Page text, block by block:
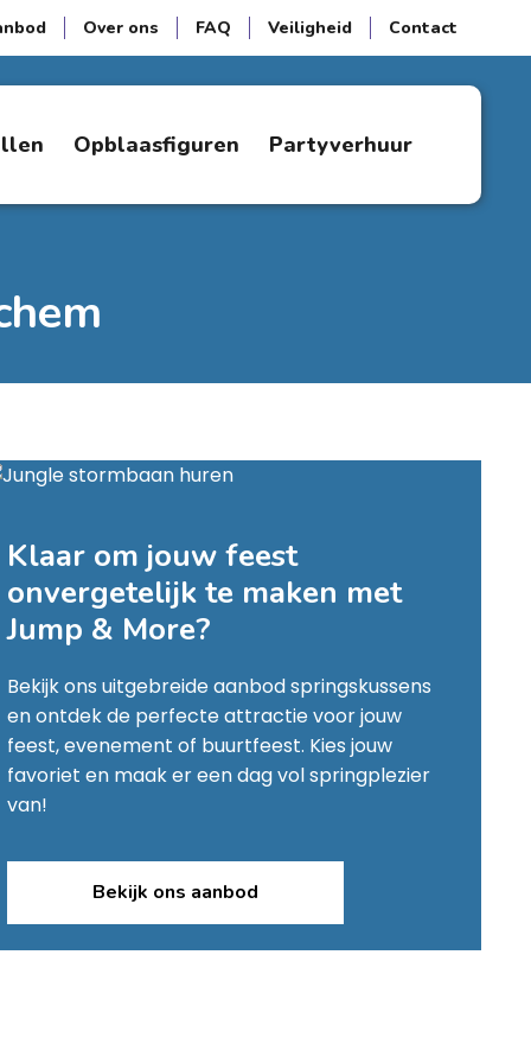
Over ons FAQ Veiligheid Contact
Opblaasfiguren Partyverhuur
Klaar om jouw feest
onvergetelijk te maken met
Jump & More?
Bekijk ons uitgebreide aanbod springskussens
en ontdek de perfecte attractie voor jouw
feest, evenement of buurtfeest. Kies jouw
favoriet en maak er een dag vol springplezier
van!
Bekijk ons aanbod